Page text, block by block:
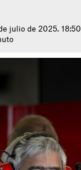
julio de 2025. 18:50